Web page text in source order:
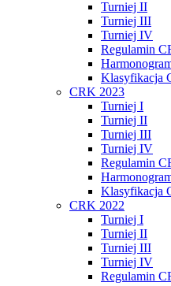
Turniej II
Turniej III
Turniej IV
Regulamin
Klasyfikacja
CRK 2023
Turniej I
Turniej II
Turniej III
Turniej IV
Regulamin
Klasyfikacja
CRK 2022
Turniej I
Turniej II
Turniej III
Turniej IV
Regulamin